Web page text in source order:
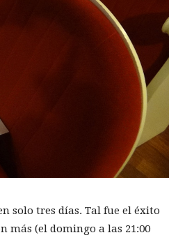
solo tres días. Tal fue el éxito
más (el domingo a las 21:00